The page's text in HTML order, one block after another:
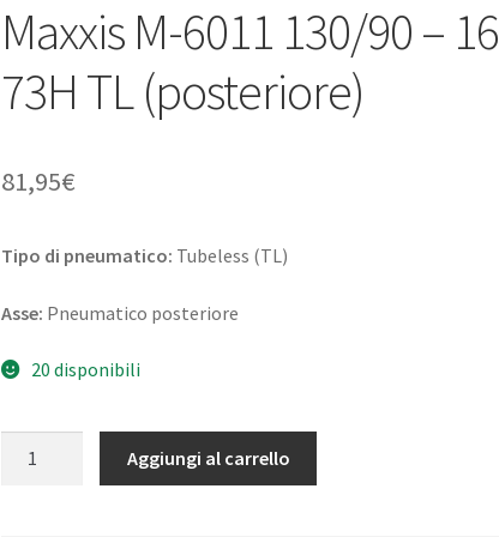
Maxxis M-6011 130/90 – 16
73H TL (posteriore)
81,95€
Tipo di pneumatico: Tubeless (TL)
Asse: Pneumatico posteriore
20 disponibili
Aggiungi al carrello